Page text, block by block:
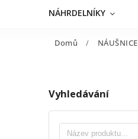
NÁHRDELNÍKY
Domů / NÁUŠNICE
Vyhledávání